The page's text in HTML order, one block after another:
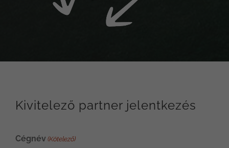
Kivitelező partner jelentkezés
Cégnév (Kötelező)